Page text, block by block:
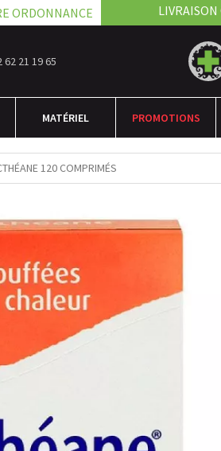
LIVRAISON
ORDONNANCE
62 21 19 65
MATÉRIEL PROMOTIONS
120 COMPRIMÉS